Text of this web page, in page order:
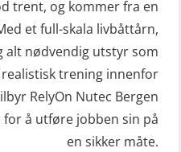
og HLO
e-læring
og
for plattformsjefer
for
med eLearning
Livbåtfører
8 t – konvensjonell
trent, og kommer fra en
et full-skala livbåttårn,
nødvendig utstyr som
trening innenfor
RelyOn Nutec Bergen
å utføre jobben sin på
en sikker måte.